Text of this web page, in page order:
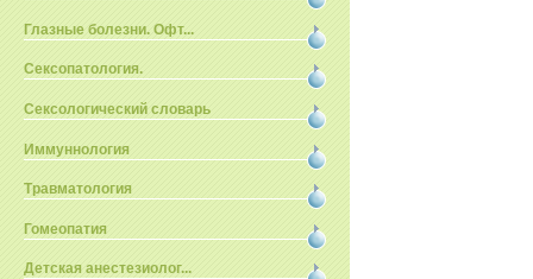
Глазные болезни. Офт...
Сексопатология.
Сексологический словарь
Иммуннология
Травматология
Гомеопатия
Детская анестезиолог...